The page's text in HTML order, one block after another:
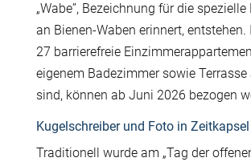
„Wabe”, Bezeichnung für die
an Bienen-Waben erinnert,
27 barrierefreie
eigenem Badezimmer sowie
sind, können ab Juni 2026 bezogen
Kugelschreiber und Foto in Zeitkapsel
Traditionell wurde am „Tag der